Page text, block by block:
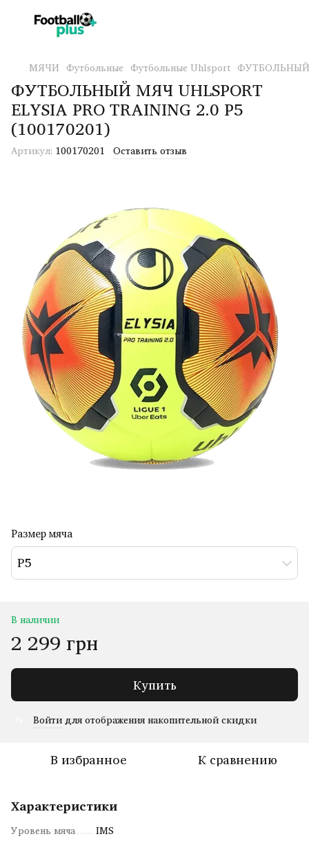
МЯЧИ Футбольные Футбольные Uhlsport ФУТБОЛЬНЫЙ
ФУТБОЛЬНЫЙ МЯЧ UHLSPORT
ELYSIA PRO TRAINING 2.0 Р5
(100170201)
Артикул: 100170201 Оставить отзыв
Размер мяча
Р5
В наличии
2 299 грн
Купить
Войтидля отображения накопительной скидки
В избранное К сравнению
Характеристики
Уровень мяча
IMS